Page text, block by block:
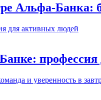
Альфа-
профессия